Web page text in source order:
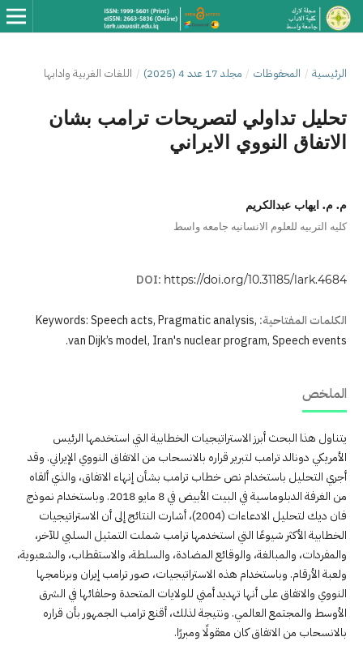
الرئيسية / المحفوظات / مجلد 17 عدد 4 (2025) / اللغات الغربية وادابها
تحليل تداولي لتصريحات ترامب بشان
الاتفاق النووي الايراني
م. م. ايهاب عبدالكريم
كليه التربيه للعلوم الانسانيه جامعه واسط
DOI: https://doi.org/10.31185/lark.4684
الكلمات المفتاحية: Keywords: Speech acts, Pragmatic analysis,
van Dijk’s model, Iran's nuclear program, Speech events.
الملخص
يتناول هذا البحث أبرز الاستراتيجيات الخطابية التي استخدمها الرئيس
الأمريكي دونالد ترامب لتبرير قراره بالانسحاب من الاتفاق النووي الإيراني. وقد
أجري التحليل باستخدام نص خطاب ترامب بشأن إنهاء الاتفاق، والذي ألقاه
من الغرفة الدبلوماسية في البيت الأبيض في 8 مايو 2018. وباستخدام نموذج
فان ديك لتحليل الادعاءات (2004)، أشارت النتائج إلى أن الاستراتيجيات
الخطابية الأكثر شيوعًا التي استخدمها ترامب شملت التمثيل السلبي للآخر،
والمفردات، والمبالغة، والوقائع المضادة، والسلطة، والاستقطاب، والشعبوية،
ولعبة الأرقام. وباستخدام هذه الاستراتيجيات، صور ترامب إيران وبرنامجها
النووي والاتفاق على أنها تهديد أمني للولايات المتحدة وحلفائها في الشرق
الأوسط والمجتمع العالمي. ونتيجة لذلك، أقنع ترامب الجمهور بأن قراره
بالانسحاب من الاتفاق كان معقولًا ومبررًا.